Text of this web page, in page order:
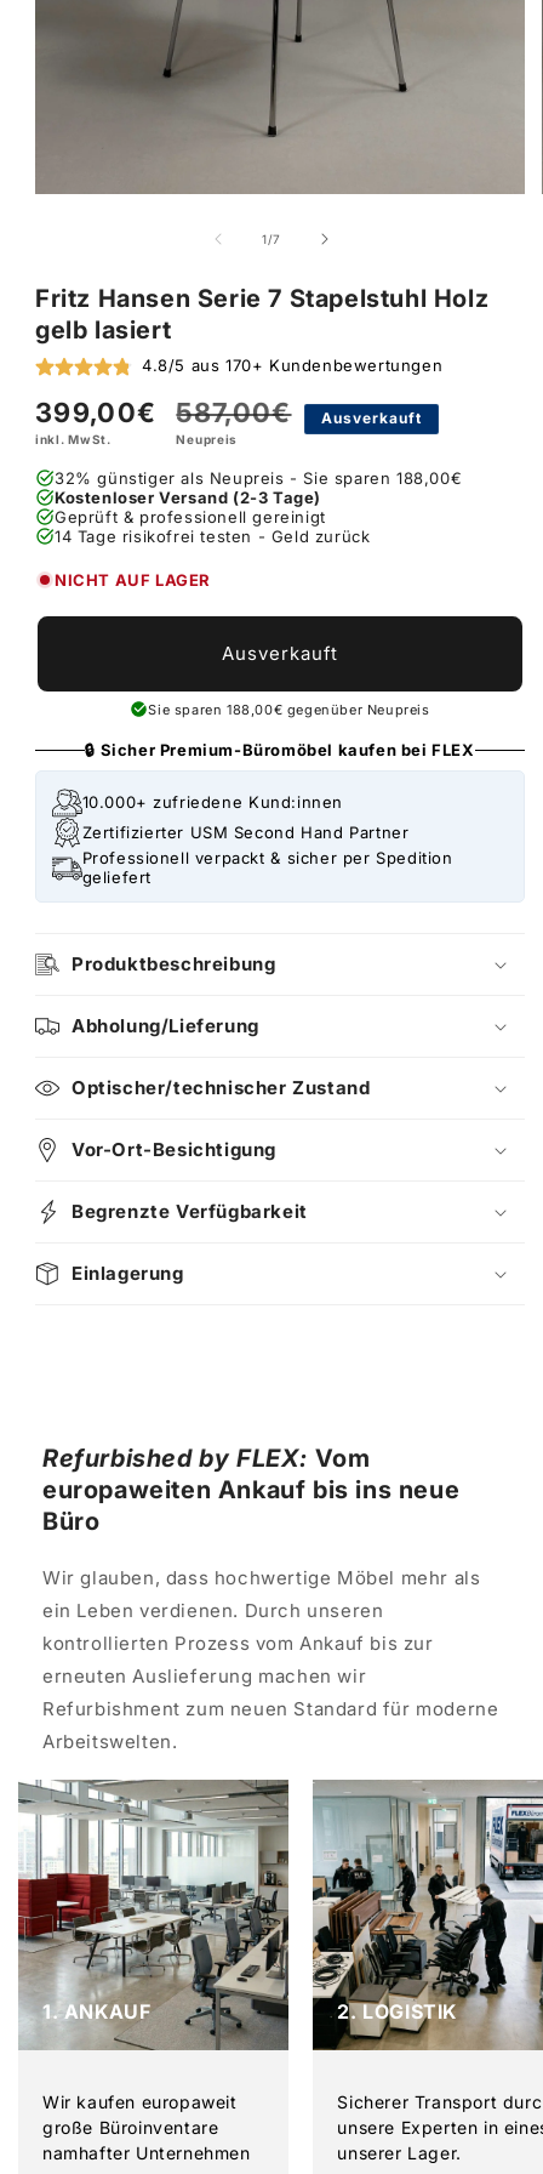
1/von
7
Fritz Hansen Serie 7 Stapelstuhl Holz
gelb lasiert
4.8/5 aus 170+ Kundenbewertungen
Verkaufspreis
399,00€
inkl. MwSt.
Normaler
587,00€
Neupreis
Ausverkauft
32% günstiger als Neupreis - Sie sparen 188,00€
Kostenloser Versand (2-3 Tage)
Geprüft & professionell gereinigt
14 Tage risikofrei testen - Geld zurück
NICHT AUF LAGER
Ausverkauft
Sie sparen 188,00€ gegenüber Neupreis
🔒 Sicher Premium-Büromöbel kaufen bei FLEX
10.000+ zufriedene Kund:innen
Zertifizierter USM Second Hand Partner
Professionell verpackt & sicher per Spedition
geliefert
Produktbeschreibung
Abholung/Lieferung
Optischer/technischer Zustand
Vor-Ort-Besichtigung
Begrenzte Verfügbarkeit
Einlagerung
Refurbished by FLEX: Vom
europaweiten Ankauf bis ins neue
Büro
Wir glauben, dass hochwertige Möbel mehr als
ein Leben verdienen. Durch unseren
kontrollierten Prozess vom Ankauf bis zur
erneuten Auslieferung machen wir
Refurbishment zum neuen Standard für moderne
Arbeitswelten.
1. ANKAUF
Wir kaufen europaweit
große Büroinventare
namhafter Unternehmen
2. LOGISTIK
Sicherer Transport
unsere Experten in
unserer Lager.